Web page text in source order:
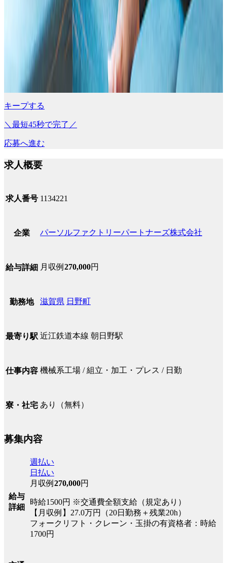
キープする
＼最短45秒で完了／
応募へ進む
求人概要
求人番号 1134221
企業 パーソルファクトリーパートナーズ株式会社
給与詳細 月収例 270,000円
勤務地 滋賀県 日野町
最寄り駅 近江鉄道本線 朝日野駅
仕事内容 機械系工場 / 組立・加工・プレス / 日勤
寮・社宅 あり（無料）
募集内容
給与
詳細
週払い
日払い
月収例 270,000円
時給1500円 ※交通費全額支給（規定あり）
【月収例】27.0万円（20日勤務＋残業20h）
フォークリフト・クレーン・玉掛の有資格者：時給
1700円